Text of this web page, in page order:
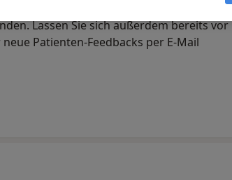
Ihre Sprechzeiten und Leistungen.
Lassen Sie sich außerdem bereits vor
Patienten-Feedbacks per E-Mail